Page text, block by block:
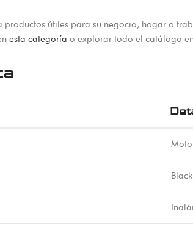
productos útiles para su negocio, hogar o
esta categoría o explorar todo el catálogo